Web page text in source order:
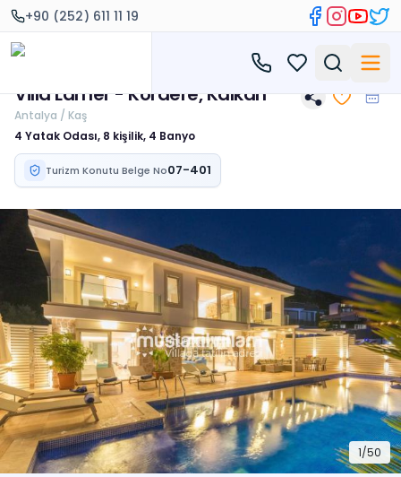
+90 (252) 611 11 19
Villa Lamer - Kördere, Kalkan
Antalya / Kaş
4 Yatak Odası, 8 kişilik, 4 Banyo
Turizm Konutu Belge No07-401
1/50